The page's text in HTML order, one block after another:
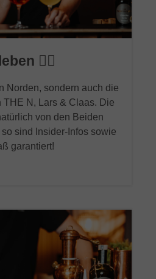
🙋‍♂️
Norden, sondern auch die
THE N, Lars & Claas. Die
von den Beiden
sind Insider-Infos sowie
garantiert!